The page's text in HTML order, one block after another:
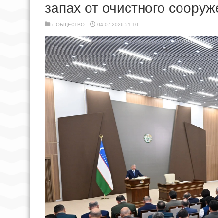
запах от очистного
в ОБЩЕСТВО 04.07.2026 21:10